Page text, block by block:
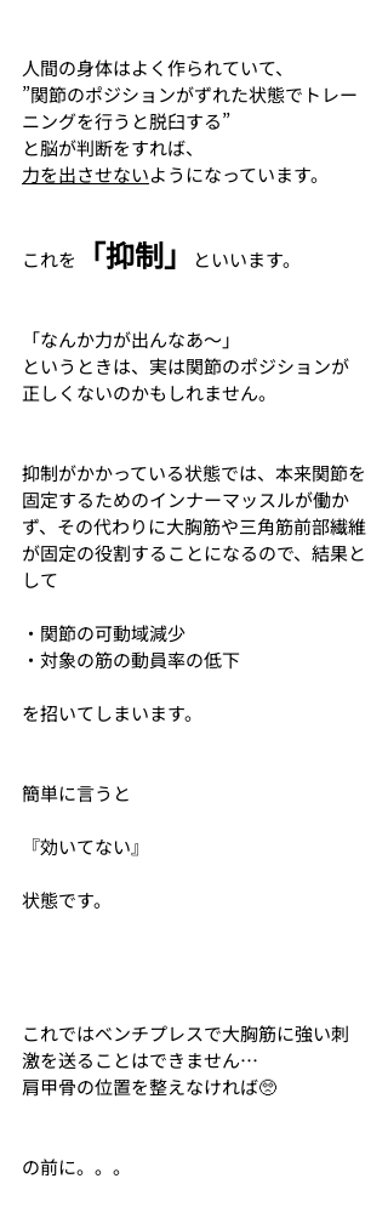
人間の身体はよく作られていて、
”関節のポジションがずれた状態でトレー
ニングを行うと脱臼する”
と脳が判断をすれば、
力を出させないようになっています。
これを 「抑制」 といいます。
「なんか力が出んなあ〜」
というときは、実は関節のポジションが
正しくないのかもしれません。
抑制がかかっている状態では、本来関節を
固定するためのインナーマッスルが働か
ず、その代わりに大胸筋や三角筋前部繊維
が固定の役割することになるので、結果と
して
・関節の可動域減少
・対象の筋の動員率の低下
を招いてしまいます。
簡単に言うと
『効いてない』
状態です。
これではベンチプレスで大胸筋に強い刺
激を送ることはできません…
肩甲骨の位置を整えなければ🥺
の前に。。。